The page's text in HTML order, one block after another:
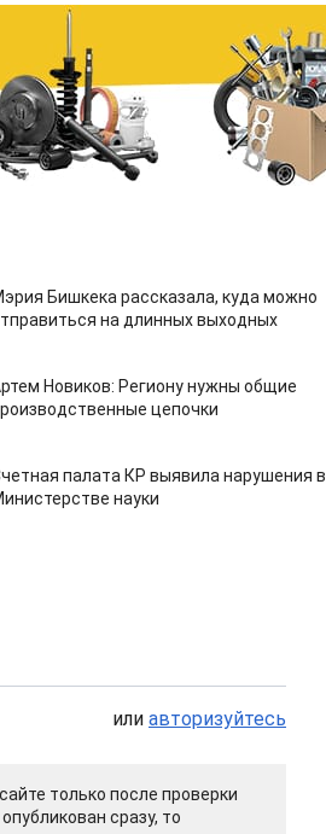
Бишкека рассказала, куда можно
на длинных выходных
Новиков: Региону нужны общие
цепочки
палата КР выявила нарушения в
науки
или авторизуйтесь
только после проверки
сразу, то